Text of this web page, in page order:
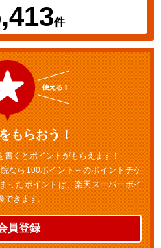
件
もらおう！
書くとポイントがもらえます！
なら100ポイント～のポイントチケ
ったポイントは、楽天スーパーポイ
できます。
員登録